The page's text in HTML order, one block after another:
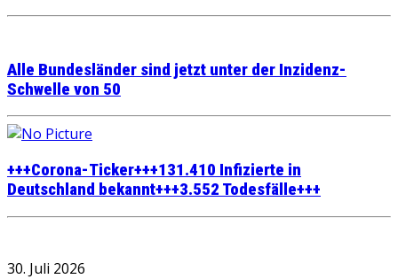
Alle Bundesländer sind jetzt unter der Inzidenz-
Schwelle von 50
+++Corona-Ticker+++131.410 Infizierte in
Deutschland bekannt+++3.552 Todesfälle+++
30. Juli 2026